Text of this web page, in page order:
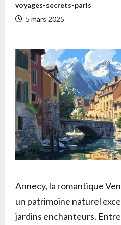
voyages-secrets-paris
5 mars 2025
Annecy, la romantique
un patrimoine naturel
jardins enchanteurs.